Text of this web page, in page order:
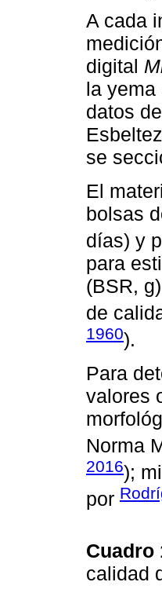
A cada
digital
la yema
datos
se
El
bolsas
días) y
para
(BSR,
de
1960).
Para
valores
Norma
2016);
por
Cuadro
calidad